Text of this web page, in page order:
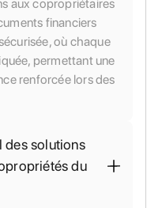
aux copropriétaires
financiers
où chaque
permettant une
renforcée lors des
solutions
du